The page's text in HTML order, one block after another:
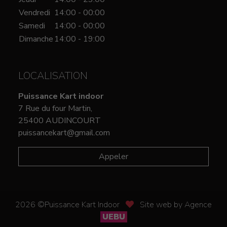
Vendredi 14:00 - 00:00
Samedi
14:00 - 00:00
Dimanche 14:00 - 19:00
LOCALISATION
Puissance Kart indoor
7 Rue du four Martin,
25400 AUDINCOURT
puissancekart@gmail.com
Appeler
2026 ©Puissance Kart Indoor
Site web by Agence
UEBU